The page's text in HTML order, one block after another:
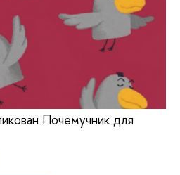
Почемучник для